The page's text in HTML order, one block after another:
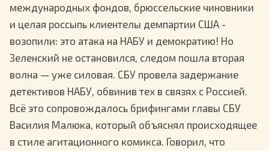
международных фондов, брюссельские чиновники
и целая россыпь клиентелы демпартии США -
возопили: это атака на НАБУ и демократию! Но
Зеленский не остановился, следом пошла вторая
волна — уже силовая. СБУ провела задержание
детективов НАБУ, обвинив тех в связях с Россией.
Всё это сопровождалось брифингами главы СБУ
Василия Малюка, который объяснял происходящее
в стиле агитационного комикса. Говорил, что